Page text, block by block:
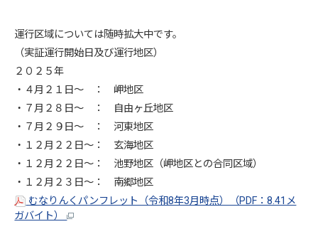
運行区域については随時拡大中です。
（実証運行開始日及び運行地区）
２０２５年
・４月２１日～ ： 岬地区
・７月２８日～ ： 自由ヶ丘地区
・７月２９日～ ： 河東地区
・１２月２２日～： 玄海地区
・１２月２２日～： 池野地区（岬地区との合同区域）
・１２月２３日～： 南郷地区
むなりんくパンフレット（令和8年3月時点）（PDF：8.41メ
ガバイト）